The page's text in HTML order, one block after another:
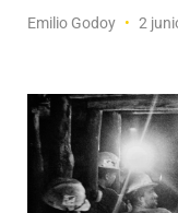
Emilio Godoy 2